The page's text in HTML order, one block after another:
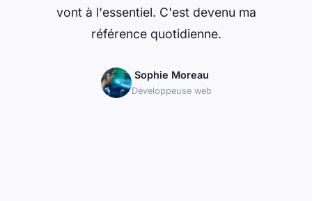
vont à l'essentiel. C'est devenu ma
référence quotidienne.
Sophie Moreau
Développeuse web